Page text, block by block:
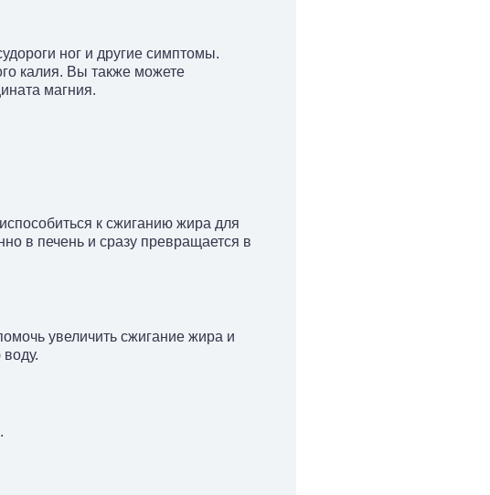
ног и другие симптомы.
калия. Вы также можете
магния.
к сжиганию жира для
в печень и сразу превращается в
увеличить сжигание жира и